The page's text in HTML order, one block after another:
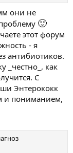
они не
🙂
этот форум
- я
антибиотиков.
_честно_, как
С
Энтерококк
и пониманием,